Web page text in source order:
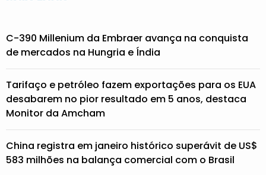
C-390 Millenium da Embraer avança na conquista
de mercados na Hungria e Índia
Tarifaço e petróleo fazem exportações para os EUA
desabarem no pior resultado em 5 anos, destaca
Monitor da Amcham
China registra em janeiro histórico superávit de US$
583 milhões na balança comercial com o Brasil